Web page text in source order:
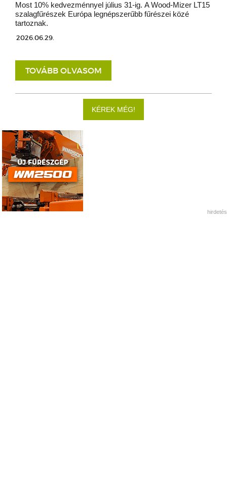
Most 10% kedvezménnyel július 31-ig. A Wood-Mizer LT15
szalagfűrészek Európa legnépszerűbb fűrészei közé
tartoznak.
2026.06.29.
TOVÁBB OLVASOM
KÉREK MÉG!
hirdetés